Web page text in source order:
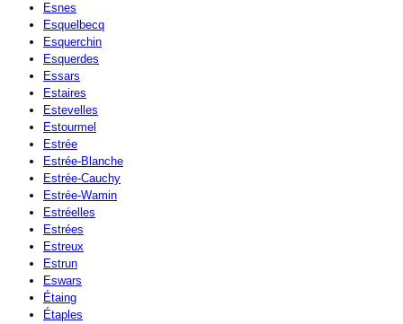
Esnes
Esquelbecq
Esquerchin
Esquerdes
Essars
Estaires
Estevelles
Estourmel
Estrée
Estrée-Blanche
Estrée-Cauchy
Estrée-Wamin
Estréelles
Estrées
Estreux
Estrun
Eswars
Étaing
Étaples